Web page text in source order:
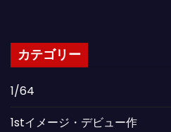
カテゴリー
1/64
1stイメージ・デビュー作